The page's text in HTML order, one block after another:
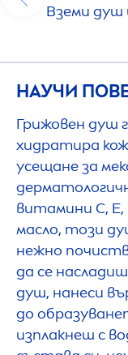
Вземи душ
НАУЧИ
Грижовен душ
хидратира
усещане за
витамини С, Е,
масло, този
нежно
да се
душ, нанеси
до
изплакнеш с